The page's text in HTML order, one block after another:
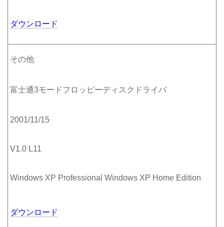
ダウンロード
その他
富士通3モードフロッピーディスクドライバ
2001/11/15
V1.0 L11
Windows XP Professional Windows XP Home Edition
ダウンロード